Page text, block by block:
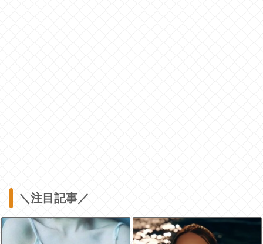
＼注目記事／